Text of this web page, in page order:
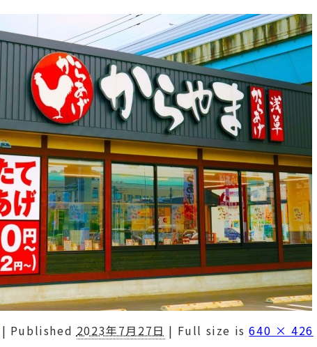
| Published 2023年7月27日 | Full size is640 × 426